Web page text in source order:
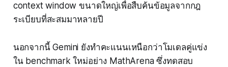
context window ขนาดใหญ่เพื่อสืบค้นข้อมูลจากกฎ
ระเบียบที่สะสมมาหลายปี
นอกจากนี้ Gemini ยังทำคะแนนเหนือกว่าโมเดลคู่แข่ง
ใน benchmark ใหม่อย่าง MathArena ซึ่งทดสอบ